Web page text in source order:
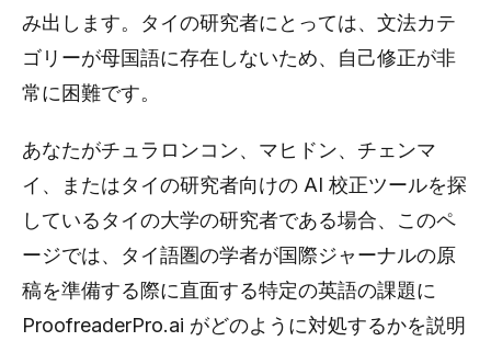
み出します。タイの研究者にとっては、文法カテ
ゴリーが母国語に存在しないため、自己修正が非
常に困難です。
あなたがチュラロンコン、マヒドン、チェンマ
イ、またはタイの研究者向けの AI 校正ツールを探
しているタイの大学の研究者である場合、このペ
ージでは、タイ語圏の学者が国際ジャーナルの原
稿を準備する際に直面する特定の英語の課題に
ProofreaderPro.ai がどのように対処するかを説明